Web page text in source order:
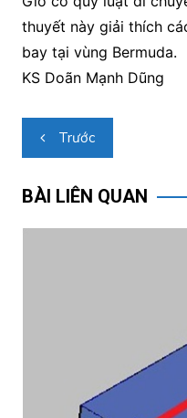
thuyết này giải thích
bay tại vùng Bermuda.
KS Doãn Mạnh Dũng
Điều
hướng
bài
Trước
BÀI LIÊN QUAN